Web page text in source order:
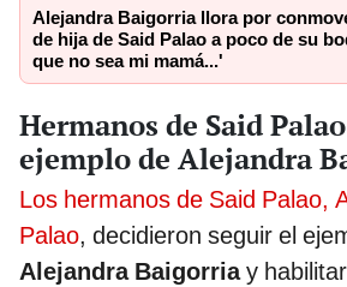
Alejandra Baigorria llora por
de hija de Said Palao a poco de su
que no sea mi mamá...'
Hermanos de Said
ejemplo de Alejandra
Los hermanos de Said Palao,
Palao, decidieron seguir el
Alejandra Baigorriay